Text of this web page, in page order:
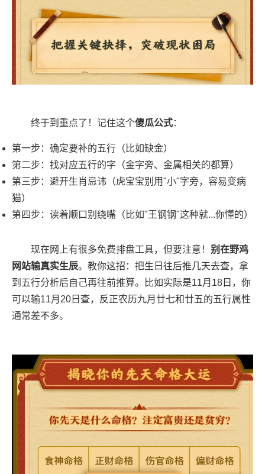
终于到重点了！记住这个傻瓜公式：
第一步：确定要补的五行（比如缺金）
第二步：找对应五行的字（金字旁、金属相关的都算）
第三步：避开生肖忌讳（虎宝宝别用"小"字旁，容易变病
猫）
第四步：读着顺口别绕嘴（比如"王钢钢"这种就...你懂的）
现在网上有很多免费排盘工具，但要注意！ 别在野鸡
网站输真实生辰。教你这招：把生日往后推几天去查，拿
到五行分析后自己再往前推算。比如实际是11月18日，你
可以输11月20日查，反正农历九月廿七和廿五的五行属性
通常差不多。